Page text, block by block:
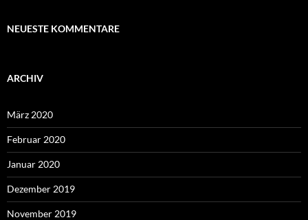
NEUESTE KOMMENTARE
ARCHIV
März 2020
Februar 2020
Januar 2020
Dezember 2019
November 2019